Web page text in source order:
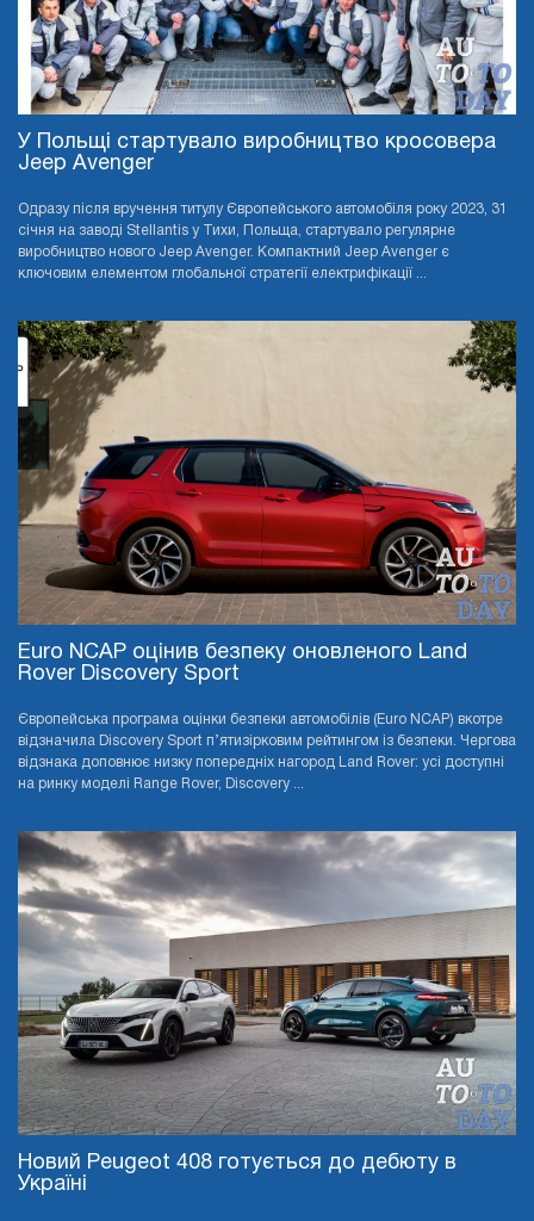
У Польщі стартувало виробництво кросовера
Jeep Avenger
Одразу після вручення титулу Європейського автомобіля року 2023, 31
січня на заводі Stellantis у Тихи, Польща, стартувало регулярне
виробництво нового Jeep Avenger. Компактний Jeep Avenger є
ключовим елементом глобальної стратегії електрифікації ...
Euro NCAP оцінив безпеку оновленого Land
Rover Discovery Sport
Європейська програма оцінки безпеки автомобілів (Euro NCAP) вкотре
відзначила Discovery Sport п’ятизірковим рейтингом із безпеки. Чергова
відзнака доповнює низку попередніх нагород Land Rover: усі доступні
на ринку моделі Range Rover, Discovery ...
Новий Peugeot 408 готується до дебюту в
Україні